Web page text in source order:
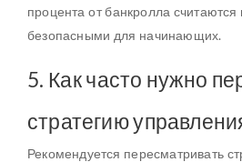
процента от банкролла
безопасными для начинающих.
5. Как часто нужно
стратегию
Рекомендуется пересматривать